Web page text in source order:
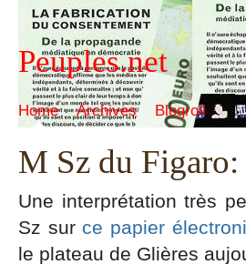
Peuples.net
Home Archives Blogroll
M Sz du
Une interprétation très
Sz sur ce papier
le plateau de Glières